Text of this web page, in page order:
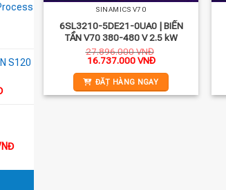
S120
Giá
24.872.000 VNĐ.
Giá
tại
SINAMICS V70
6SL3210-5DE21-0UA0 | BIẾN
TẦN V70 380-480 V 2.5 kW
27.896.000VNĐ
Giá
là:
27.896.000 VNĐ.
16.737.000VNĐGiá
tại
là:
16.737.000 VNĐ.
ĐẶT HÀNG NGAY